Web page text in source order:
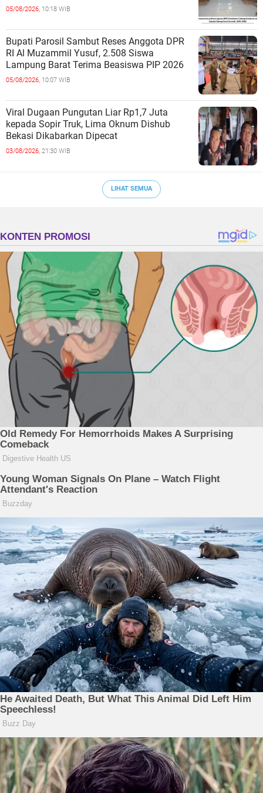
05/08/2026, 10:18 WIB
Bupati Parosil Sambut Reses Anggota DPR
RI Al Muzammil Yusuf, 2.508 Siswa
Lampung Barat Terima Beasiswa PIP 2026
05/08/2026, 10:07 WIB
Viral Dugaan Pungutan Liar Rp1,7 Juta
kepada Sopir Truk, Lima Oknum Dishub
Bekasi Dikabarkan Dipecat
03/08/2026, 21:30 WIB
LIHAT SEMUA